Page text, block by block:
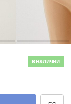
в наличии